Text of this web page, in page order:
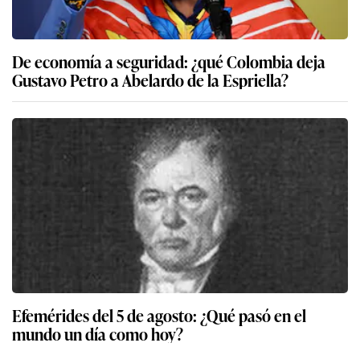
De economía a seguridad: ¿qué Colombia deja
Gustavo Petro a Abelardo de la Espriella?
Efemérides del 5 de agosto: ¿Qué pasó en el
mundo un día como hoy?